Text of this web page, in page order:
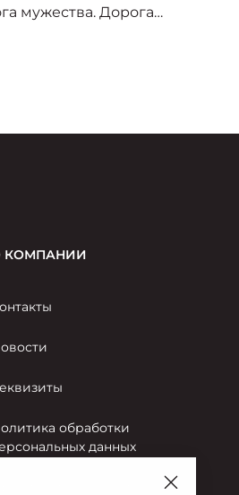
мужества. Дорога
КОМПАНИИ
обработки
данных
пользования сайтом